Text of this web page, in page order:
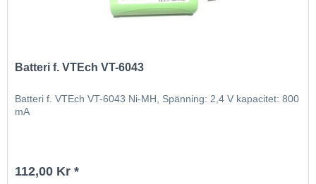
Batteri f. VTEch VT-6043
Batteri f. VTEch VT-6043 Ni-MH, Spänning: 2,4 V kapacitet: 800
mA
112,00 Kr *